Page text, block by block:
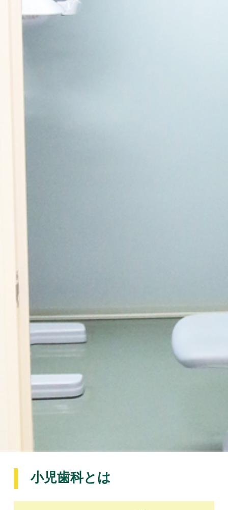
小児歯科とは